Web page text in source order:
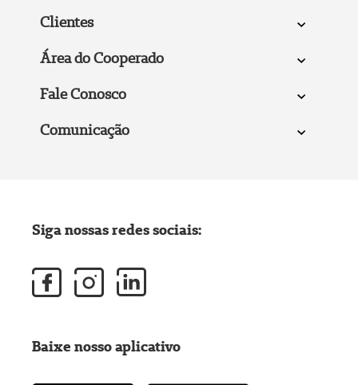
Clientes
Área do Cooperado
Fale Conosco
Comunicação
Siga nossas redes sociais:
Baixe nosso aplicativo